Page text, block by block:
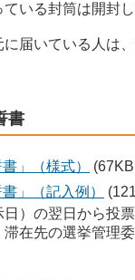
ている封筒は開封
届いている人は
書
」（様式）
」（記入例）
）の翌日から投
在先の選挙管理委